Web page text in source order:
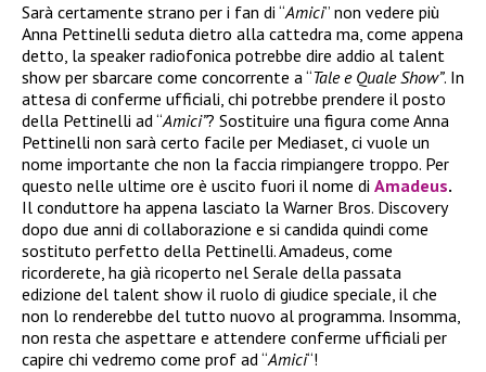
Sarà certamente strano per i fan di “Amici” non vedere più
Anna Pettinelli seduta dietro alla cattedra ma, come appena
detto, la speaker radiofonica potrebbe dire addio al talent
show per sbarcare come concorrente a “Tale e Quale Show”. In
attesa di conferme ufficiali, chi potrebbe prendere il posto
della Pettinelli ad “Amici”? Sostituire una figura come Anna
Pettinelli non sarà certo facile per Mediaset, ci vuole un
nome importante che non la faccia rimpiangere troppo. Per
questo nelle ultime ore è uscito fuori il nome di Amadeus.
Il conduttore ha appena lasciato la Warner Bros. Discovery
dopo due anni di collaborazione e si candida quindi come
sostituto perfetto della Pettinelli. Amadeus, come
ricorderete, ha già ricoperto nel Serale della passata
edizione del talent show il ruolo di giudice speciale, il che
non lo renderebbe del tutto nuovo al programma. Insomma,
non resta che aspettare e attendere conferme ufficiali per
capire chi vedremo come prof ad “Amici“!